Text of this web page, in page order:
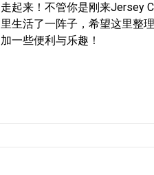
走起来！不管你是刚来Jersey
里生活了一阵子，希望这里整
加一些便利与乐趣！